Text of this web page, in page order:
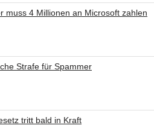
muss 4 Millionen an Microsoft zahlen
Strafe für Spammer
tritt bald in Kraft